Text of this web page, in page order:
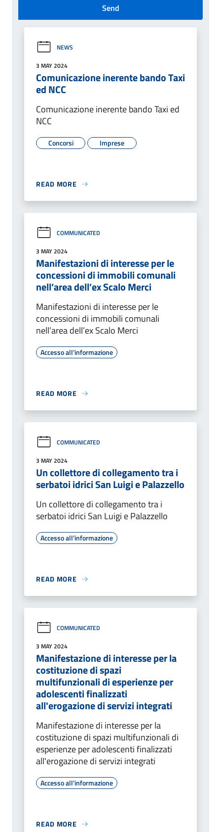
Send
NEWS
3 MAY 2024
Comunicazione inerente bando Taxi
ed NCC
Comunicazione inerente bando Taxi ed
NCC
Concorsi Imprese
READ MORE
COMMUNICATED
3 MAY 2024
Manifestazioni di interesse per le
concessioni di immobili comunali
nell’area dell’ex Scalo Merci
Manifestazioni di interesse per le
concessioni di immobili comunali
nell’area dell’ex Scalo Merci
Accesso all'informazione
READ MORE
COMMUNICATED
3 MAY 2024
Un collettore di collegamento tra i
serbatoi idrici San Luigi e Palazzello
Un collettore di collegamento tra i
serbatoi idrici San Luigi e Palazzello
Accesso all'informazione
READ MORE
COMMUNICATED
3 MAY 2024
Manifestazione di interesse per la
costituzione di spazi
multifunzionali di esperienze per
adolescenti finalizzati
all'erogazione di servizi integrati
Manifestazione di interesse per la
costituzione di spazi multifunzionali di
esperienze per adolescenti finalizzati
all'erogazione di servizi integrati
Accesso all'informazione
READ MORE